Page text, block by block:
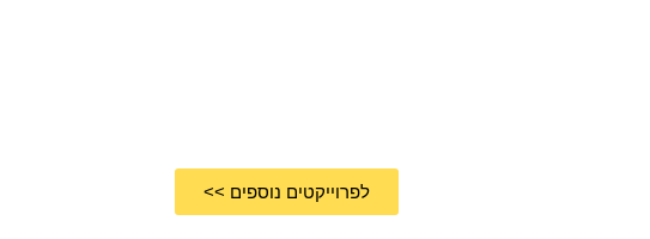
לפרוייקטים נוספים >>